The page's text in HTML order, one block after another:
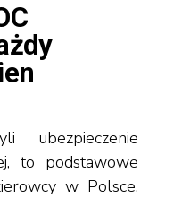
ubezpieczenie
to podstawowe
w Polsce.